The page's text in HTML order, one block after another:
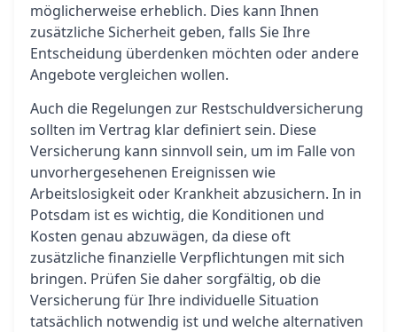
möglicherweise erheblich. Dies kann Ihnen
zusätzliche Sicherheit geben, falls Sie Ihre
Entscheidung überdenken möchten oder andere
Angebote vergleichen wollen.
Auch die Regelungen zur Restschuldversicherung
sollten im Vertrag klar definiert sein. Diese
Versicherung kann sinnvoll sein, um im Falle von
unvorhergesehenen Ereignissen wie
Arbeitslosigkeit oder Krankheit abzusichern. In in
Potsdam ist es wichtig, die Konditionen und
Kosten genau abzuwägen, da diese oft
zusätzliche finanzielle Verpflichtungen mit sich
bringen. Prüfen Sie daher sorgfältig, ob die
Versicherung für Ihre individuelle Situation
tatsächlich notwendig ist und welche alternativen